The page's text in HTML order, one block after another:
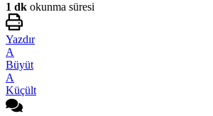
1 dk okunma süresi
Yazdır
A
Büyüt
A
Küçült